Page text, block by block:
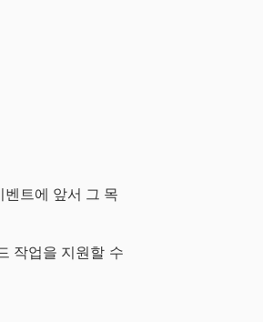
트에 앞서 그 목
작업을 지원할 수